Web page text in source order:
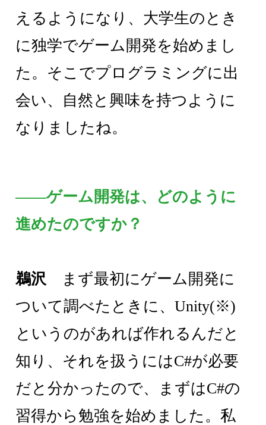
えるようになり、大学生のとき
に独学でゲーム開発を始めまし
た。そこでプログラミングに出
会い、自然と興味を持つように
なりましたね。
――ゲーム開発は、どのように
進めたのですか？
鵜沢 まず最初にゲーム開発に
ついて調べたときに、Unity(※)
というのがあれば作れるんだと
知り、それを扱うにはC#が必要
だと分かったので、まずはC#の
習得から勉強を始めました。私